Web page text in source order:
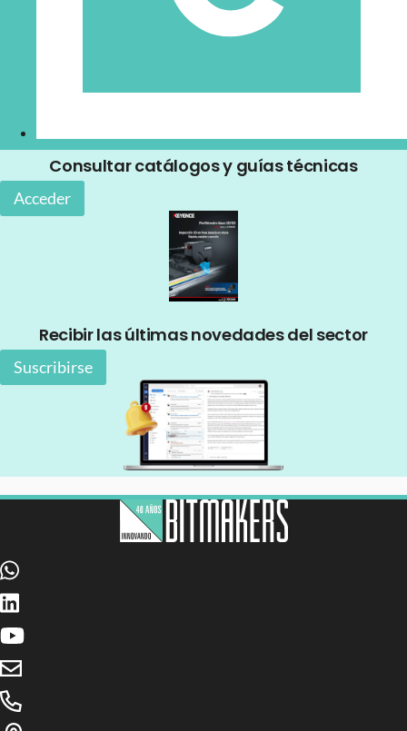
Consultar catálogos y guías técnicas
Acceder
Recibir las últimas novedades del sector
Suscribirse